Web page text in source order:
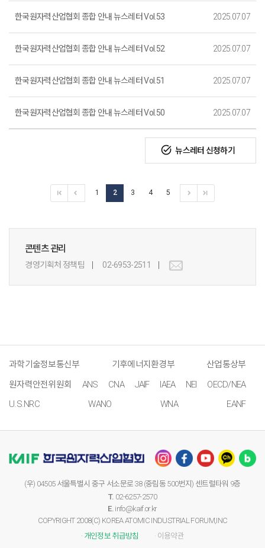
한국원자력산업협회 종합 안내 뉴스레터 Vol.53 2025.07.07
한국원자력산업협회 종합 안내 뉴스레터 Vol.52 2025.07.07
한국원자력산업협회 종합 안내 뉴스레터 Vol.51 2025.07.07
한국원자력산업협회 종합 안내 뉴스레터 Vol.50 2025.07.07
task_alt 뉴스레터 신청하기
1 2 3 4 5
콘텐츠 관리
경영기획처 정책팀 02-6953-2511
과학기술정보통신부 기후에너지환경부
산업통상부
원자력안전위원회
ANS CNA JAIF IAEA NEI
OECD/NEA
U.S.NRC
WANO WNA EANF
(우) 04505 서울특별시 중구 서소문로 38 (중림동 500번지) 센트럴타워 9층
T. 02-6257-2570
E. info@kaif.or.kr
COPYRIGHT 2008(C) KOREA ATOMIC INDUSTRIAL FORUM,INC
· 개인정보 취급방침
· 이용약관